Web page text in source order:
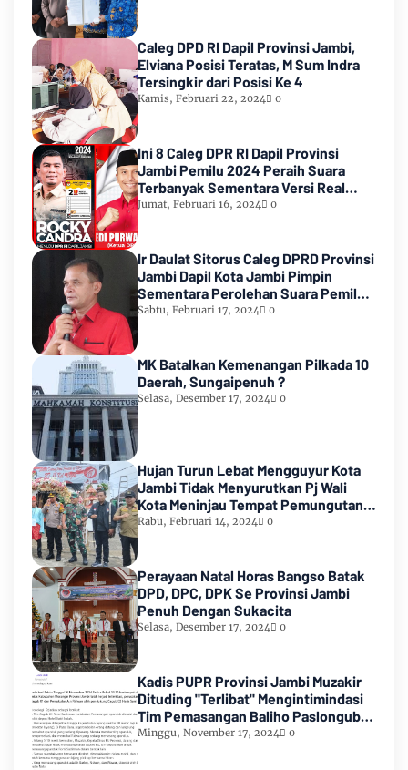
Caleg DPD RI Dapil Provinsi Jambi,
Elviana Posisi Teratas, M Sum Indra
Tersingkir dari Posisi Ke 4
Kamis, Februari 22, 2024 0
Ini 8 Caleg DPR RI Dapil Provinsi
Jambi Pemilu 2024 Peraih Suara
Terbanyak Sementara Versi Real
Count KPU RI
Jumat, Februari 16, 2024 0
Ir Daulat Sitorus Caleg DPRD Provinsi
Jambi Dapil Kota Jambi Pimpin
Sementara Perolehan Suara Pemilu
2024
Sabtu, Februari 17, 2024 0
MK Batalkan Kemenangan Pilkada 10
Daerah, Sungaipenuh ?
Selasa, Desember 17, 2024 0
Hujan Turun Lebat Mengguyur Kota
Jambi Tidak Menyurutkan Pj Wali
Kota Meninjau Tempat Pemungutan
Suara Pemilu 2024
Rabu, Februari 14, 2024 0
Perayaan Natal Horas Bangso Batak
DPD, DPC, DPK Se Provinsi Jambi
Penuh Dengan Sukacita
Selasa, Desember 17, 2024 0
Kadis PUPR Provinsi Jambi Muzakir
Dituding "Terlibat" Mengintimindasi
Tim Pemasangan Baliho Paslongub
Romi-Sudirman
Minggu, November 17, 2024 0